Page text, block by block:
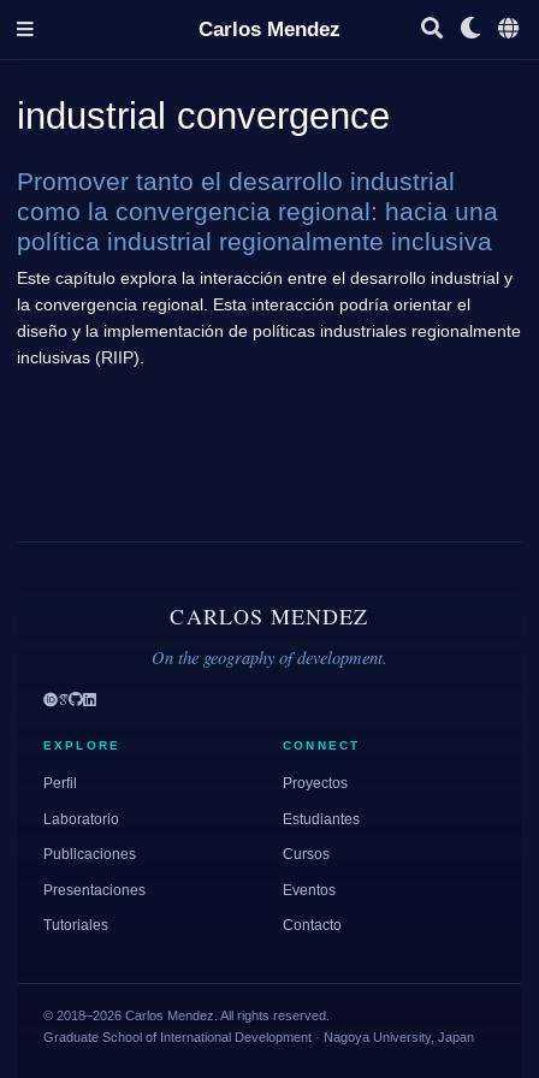
Carlos Mendez
industrial convergence
Promover tanto el desarrollo industrial
como la convergencia regional: hacia una
política industrial regionalmente inclusiva
Este capítulo explora la interacción entre el desarrollo industrial y
la convergencia regional. Esta interacción podría orientar el
diseño y la implementación de políticas industriales regionalmente
inclusivas (RIIP).
CARLOS MENDEZ
On the geography of development.
EXPLORE
Perfil
Laboratorio
Publicaciones
Presentaciones
Tutoriales
CONNECT
Proyectos
Estudiantes
Cursos
Eventos
Contacto
© 2018–2026 Carlos Mendez. All rights reserved.
Graduate School of International Development · Nagoya University, Japan